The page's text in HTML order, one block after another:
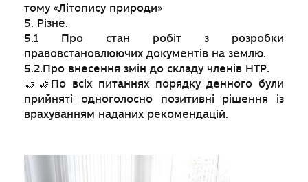
тому «Літопису природи»
5. Різне.
5.1 Про стан робіт з розробки
правовстановлюючих документів на землю.
5.2.Про внесення змін до складу членів НТР.
🤝🤝По всіх питаннях порядку денного були
прийняті одноголосно позитивні рішення із
врахуванням наданих рекомендацій.